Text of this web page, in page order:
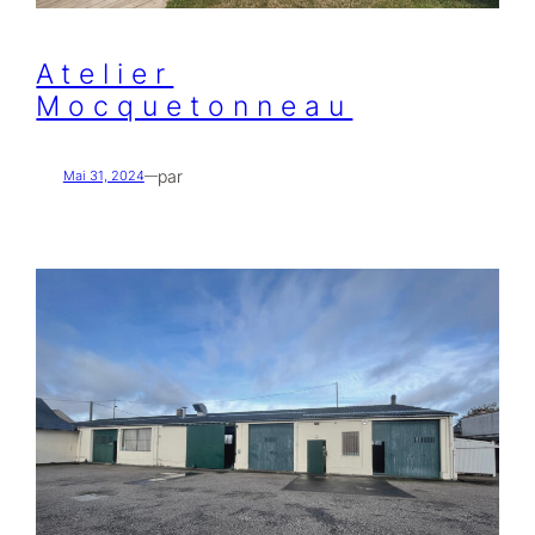
Atelier
Mocquetonneau
Mai 31, 2024—par